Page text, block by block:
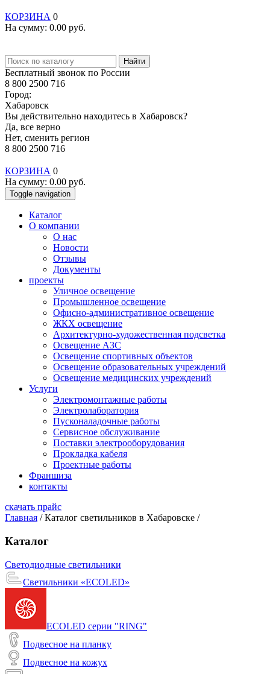
КОРЗИНА 0
На сумму: 0.00 руб.
Найти
Бесплатный звонок по России
8 800 2500 716
Город:
Хабаровск
Вы действительно находитесь в Хабаровск?
Да, все верно
Нет, сменить регион
8 800 2500 716
КОРЗИНА 0
На сумму: 0.00 руб.
Toggle navigation
Каталог
О компании
О нас
Новости
Отзывы
Документы
проекты
Уличное освещение
Промышленное освещение
Офисно-административное освещение
ЖКХ освещение
Архитектурно-художественная подсветка
Освещение АЗС
Освещение спортивных объектов
Освещение образовательных учреждений
Освещение медицинских учреждений
Услуги
Электромонтажные работы
Электролаборатория
Пусконаладочные работы
Сервисное обслуживание
Поставки электрооборудования
Прокладка кабеля
Проектные работы
Франшиза
контакты
скачать прайс
Главная / Каталог светильников в Хабаровске /
Каталог
Светодиодные светильники
Светильники «ECOLED»
ECOLED серии "RING"
Подвесное на планку
Подвесное на кожух